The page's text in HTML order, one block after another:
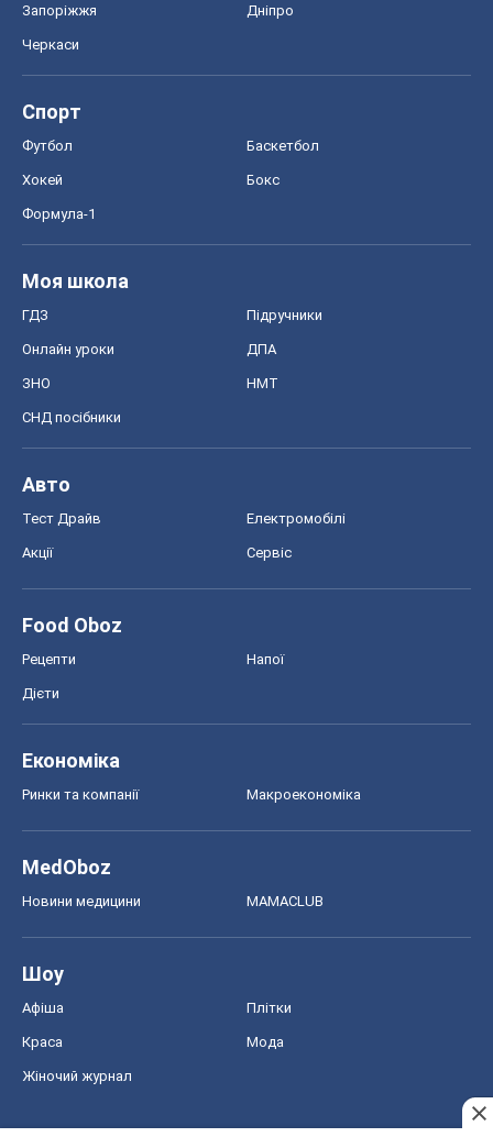
Запоріжжя Дніпро
Черкаси
Спорт
Футбол Баскетбол
Хокей Бокс
Формула-1
Моя школа
ГДЗ Підручники
Онлайн уроки ДПА
ЗНО НМТ
СНД посібники
Авто
Тест Драйв Електромобілі
Акції Сервіс
Food Oboz
Рецепти Напої
Дієти
Економіка
Ринки та компанії Макроекономіка
MedOboz
Новини медицини MAMACLUB
Шоу
Афіша Плітки
Краса Мода
Жіночий журнал